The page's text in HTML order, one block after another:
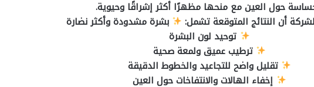
حول العين مع منحها مظهرًا أكثر إشراقًا وحيوية.
أن النتائج المتوقعة تشمل:
بشرة مشدودة وأكثر نضارة
توحيد لون البشرة
ترطيب عميق ولمعة صحية
تقليل واضح للتجاعيد والخطوط الدقيقة
إخفاء الهالات والانتفاخات حول العين